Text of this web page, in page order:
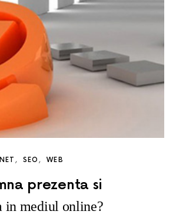
SEO WEB
prezenta si
in mediul online?